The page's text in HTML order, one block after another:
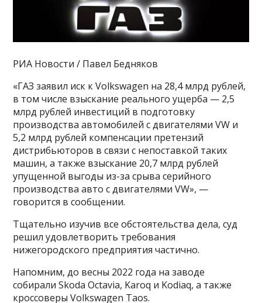
РИА Новости / Павел Бедняков
«ГАЗ заявил иск к Volkswagen на 28,4 млрд рублей,
в том числе взыскание реального ущерба — 2,5
млрд рублей инвестиций в подготовку
производства автомобилей с двигателями VW и
5,2 млрд рублей компенсации претензий
дистрибьюторов в связи с непоставкой таких
машин, а также взыскание 20,7 млрд рублей
упущенной выгоды из-за срыва серийного
производства авто с двигателями VW», —
говорится в сообщении.
Тщательно изучив все обстоятельства дела, суд
решил удовлетворить требования
нижегородского предприятия частично.
Напомним, до весны 2022 года на заводе
собирали Skoda Octavia, Karoq и Kodiaq, а также
кроссоверы Volkswagen Taos.